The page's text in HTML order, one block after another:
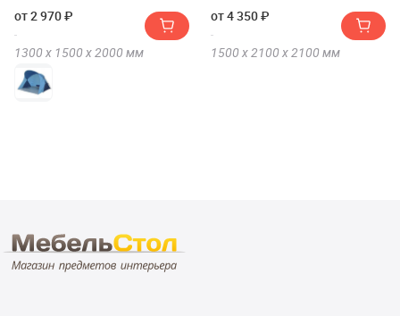
от 2 970 ₽
1300 х 1500 х2000 мм
от 4 350 ₽
1500 х2100 х2100 мм